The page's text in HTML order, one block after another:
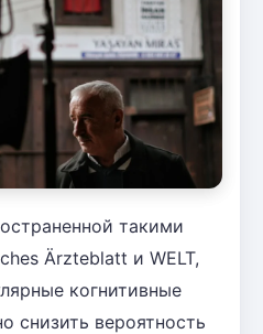
такими
Ärzteblatt и WELT,
когнитивные
снизить вероятность